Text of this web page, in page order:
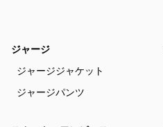
ジャージ
ジャージジャケット
ジャージパンツ